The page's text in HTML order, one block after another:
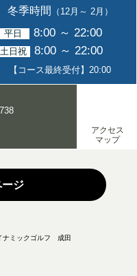
冬季時間 （12月～ 2月）
平日 8:00 ～ 22:00
土日祝 8:00 ～ 22:00
【コース最終受付】20:00
アクセス
マップ
ジ